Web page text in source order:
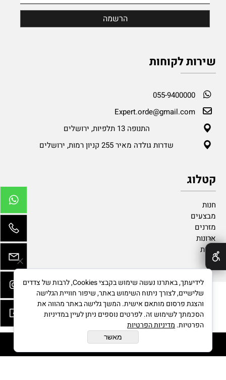
הוסף לסל
שירות לקוחות
055-9400000
Expert.orde@gmail.com
התנופה 13 תלפיות, ירושלים
שדרות גולדה מאיר 255 קניון רמות, ירושלים
קטלוג
חנות
מבצעים
מזרנים
ארונות
נגרות
בניית אתרים
✕
לידיעתך, באתרנו נעשה שימוש בקבצי Cookies, לרבות של צדדים
שלישיים, לצורך ניתוח השימוש באתר, שיפור חוויית הגלישה
והצגת פרסום מותאם אישית. המשך גלישה באתר מהווה את
הסכמתך לשימוש זה. לפרטים נוספים ניתן לעיין במדיניות
הפרטיות. מדיניות הפרטיות
מאשר